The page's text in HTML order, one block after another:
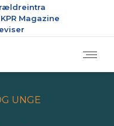
KPR Magazine
UNGE